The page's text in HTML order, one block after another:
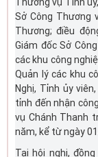
Sở Công Thương
Thương; điều
Giám đốc Sở
các khu công
Quản lý các khu
Nghị, Tỉnh ủy
tỉnh đến nhận
vụ Chánh Thanh
năm, kể từ ngày
Tại hội nghị,